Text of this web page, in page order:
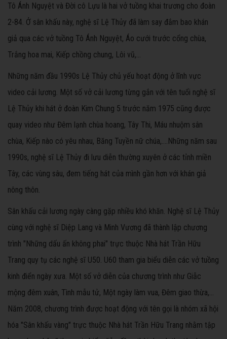
Tô Ánh Nguyệt và Đời cô Lựu là hai vở tuồng khai trương cho đoàn
2-84. Ở sân khấu này, nghệ sĩ Lệ Thủy đã làm say đắm bao khán
giả qua các vở tuồng Tô Ánh Nguyệt, Áo cưới trước cổng chùa,
Trắng hoa mai, Kiếp chồng chung, Lôi vũ,...
Những năm đầu 1990s Lệ Thủy chủ yếu hoạt động ở lĩnh vực
video cải lương. Một số vở cải lương từng gắn với tên tuổi nghệ sĩ
Lệ Thủy khi hát ở đoàn Kim Chung 5 trước năm 1975 cũng được
quay video như Đêm lạnh chùa hoang, Tây Thi, Máu nhuộm sân
chùa, Kiếp nào có yêu nhau, Băng Tuyền nữ chúa,....Những năm sau
1990s, nghệ sĩ Lệ Thủy đi lưu diễn thường xuyên ở các tỉnh miền
Tây, các vùng sâu, đem tiếng hát của mình gần hơn với khán giả
nông thôn.
Sân khấu cải lương ngày càng gặp nhiều khó khăn. Nghệ sĩ Lệ Thủy
cùng với nghệ sĩ Diệp Lang và Minh Vương đã thành lập chương
trình "Những dấu ấn không phai" trực thuộc Nhà hát Trần Hữu
Trang quy tụ các nghệ sĩ U50. U60 tham gia biểu diễn các vở tuồng
kinh điển ngày xưa. Một số vở diễn của chương trình như Giẫc
mộng đêm xuân, Tình mẫu tử, Một ngày làm vua, Đêm giao thừa,...
Năm 2008, chương trình được hoạt động với tên gọi là nhóm xã hội
hóa "Sân khấu vàng" trực thuộc Nhà hát Trần Hữu Trang nhằm tập